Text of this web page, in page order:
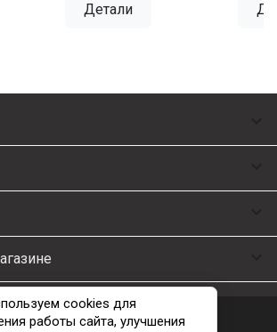
Детали
cookies для
работы сайта, улучшения